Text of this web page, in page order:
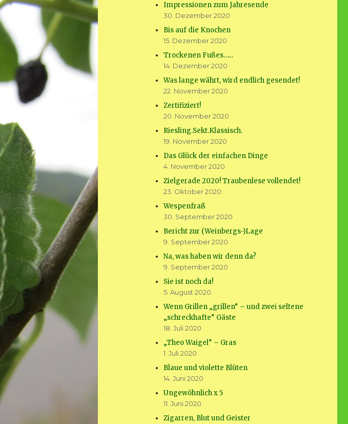
Impressionen zum Jahresende
30. Dezember 2020
Bis auf die Knochen
15. Dezember 2020
Trockenen Fußes……
14. Dezember 2020
Was lange währt, wird endlich gesendet!
22. November 2020
Zertifiziert!
20. November 2020
Riesling.Sekt.Klassisch.
19. November 2020
Das Glück der einfachen Dinge
4. November 2020
Zielgerade 2020! Traubenlese vollendet!
23. Oktober 2020
Wespenfraß
30. September 2020
Bericht zur (Weinbergs-)Lage
9. September 2020
Na, was haben wir denn da?
9. September 2020
Sie ist noch da!
5. August 2020
Wenn Grillen „grillen“ – und zwei seltene
„schreckhafte“ Gäste
18. Juli 2020
„Theo Waigel“ – Gras
1. Juli 2020
Blaue und violette Blüten
14. Juni 2020
Ungewöhnlich x 5
11. Juni 2020
Zigarren, Blut und Geister